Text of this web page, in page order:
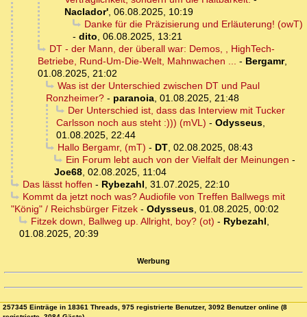
Naclador', 06.08.2025, 10:19
Danke für die Präzisierung und Erläuterung! (owT)
- dito, 06.08.2025, 13:21
DT - der Mann, der überall war: Demos, , HighTech-
Betriebe, Rund-Um-Die-Welt, Mahnwachen ... - Bergamr,
01.08.2025, 21:02
Was ist der Unterschied zwischen DT und Paul
Ronzheimer? - paranoia, 01.08.2025, 21:48
Der Unterschied ist, dass das Interview mit Tucker
Carlsson noch aus steht :))) (mVL) - Odysseus,
01.08.2025, 22:44
Hallo Bergamr, (mT) - DT, 02.08.2025, 08:43
Ein Forum lebt auch von der Vielfalt der Meinungen -
Joe68, 02.08.2025, 11:04
Das lässt hoffen - Rybezahl, 31.07.2025, 22:10
Kommt da jetzt noch was? Audiofile von Treffen Ballwegs mit
"König" / Reichsbürger Fitzek - Odysseus, 01.08.2025, 00:02
Fitzek down, Ballweg up. Allright, boy? (ot) - Rybezahl,
01.08.2025, 20:39
Werbung
257345 Einträge in 18361 Threads, 975 registrierte Benutzer, 3092 Benutzer online (8